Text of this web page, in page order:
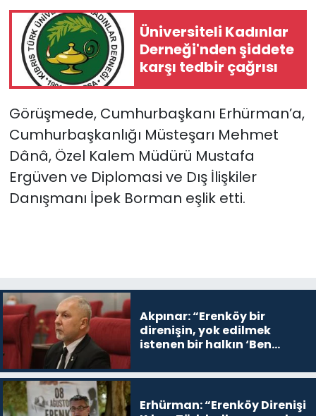
Üniversiteli Kadınlar
Derneği'nden şiddete
karşı tedbir çağrısı
Görüşmede, Cumhurbaşkanı Erhürman’a,
Cumhurbaşkanlığı Müsteşarı Mehmet
Dânâ, Özel Kalem Müdürü Mustafa
Ergüven ve Diplomasi ve Dış İlişkiler
Danışmanı İpek Borman eşlik etti.
Akpınar: “Erenköy bir
direnişin, yok edilmek
istenen bir halkın ‘Ben
devam edeceğim’ dediği
Erhürman: “Erenköy Direnişi